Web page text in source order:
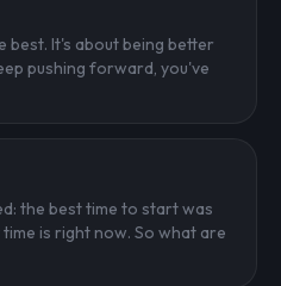
best. It's about being better
pushing forward, you've
the best time to start was
is right now. So what are